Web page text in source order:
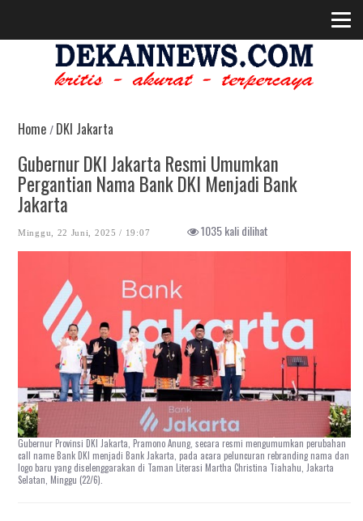
Home/DKI Jakarta
Gubernur DKI Jakarta Resmi Umumkan
Pergantian Nama Bank DKI Menjadi Bank
Jakarta
Minggu, 22 Juni, 2025 / 19:07 1035 kali dilihat
Gubernur Provinsi DKI Jakarta, Pramono Anung, secara resmi mengumumkan perubahan
call name Bank DKI menjadi Bank Jakarta, pada acara peluncuran rebranding nama dan
logo baru yang diselenggarakan di Taman Literasi Martha Christina Tiahahu, Jakarta
Selatan, Minggu (22/6).